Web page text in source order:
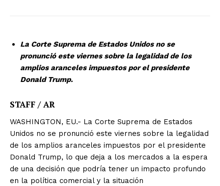
La Corte Suprema de Estados Unidos no se
pronunció este viernes sobre la legalidad de los
amplios aranceles impuestos por el presidente
Donald Trump.
STAFF / AR
WASHINGTON, EU.- La Corte Suprema de Estados
Unidos no se pronunció este viernes sobre la legalidad
de los amplios aranceles impuestos por el presidente
Donald Trump, lo que deja a los mercados a la espera
de una decisión que podría tener un impacto profundo
en la política comercial y la situación